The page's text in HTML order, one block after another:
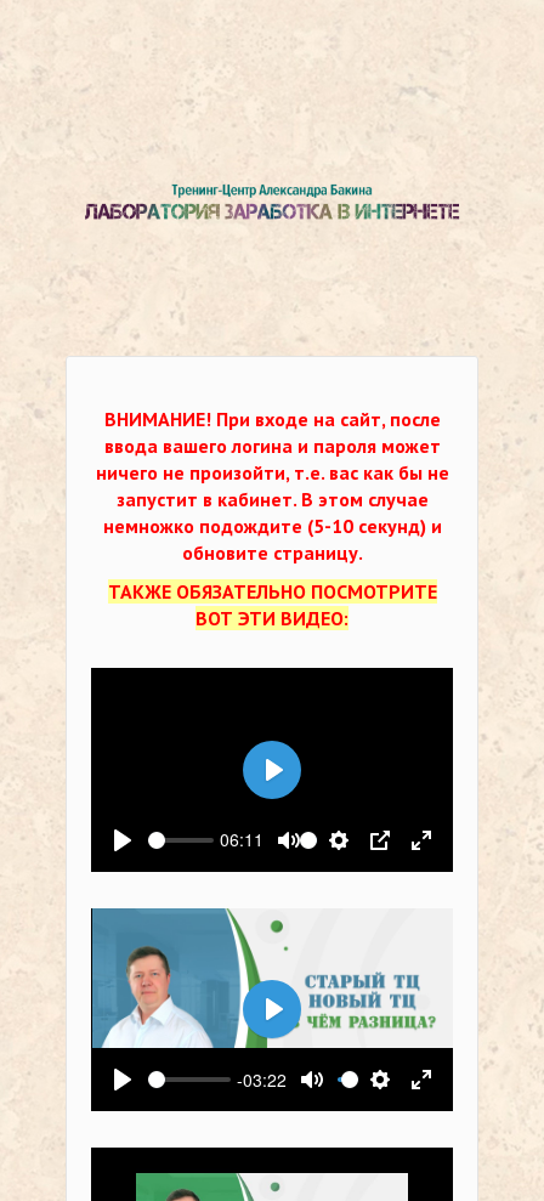
ВНИМАНИЕ! При входе на сайт, после
ввода вашего логина и пароля может
ничего не произойти, т.е. вас как бы не
запустит в кабинет. В этом случае
немножко подождите (5-10 секунд) и
обновите страницу.
ТАКЖЕ ОБЯЗАТЕЛЬНО ПОСМОТРИТЕ
ВОТ ЭТИ ВИДЕО:
Воспроизвести
06:11
Выключить звук
Настройки
PIP На весь
Воспроизвести
Воспроизвести
-03:22
Выключить звук
Настройки
На весь
Воспроизвести